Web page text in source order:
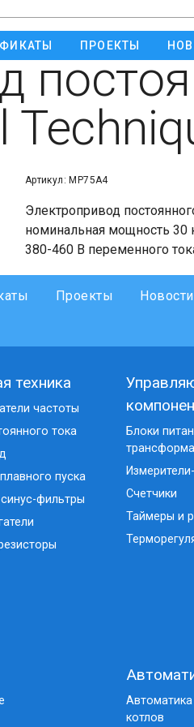
ПРОЕКТЫ
Артикул: MP75A4
Электропривод
номинальная мощность 30
380-460 В переменного
Проекты Новости
техника
частоты
тока
пуска
фильтры
Блоки
Счетчики
Таймеры и
котлов